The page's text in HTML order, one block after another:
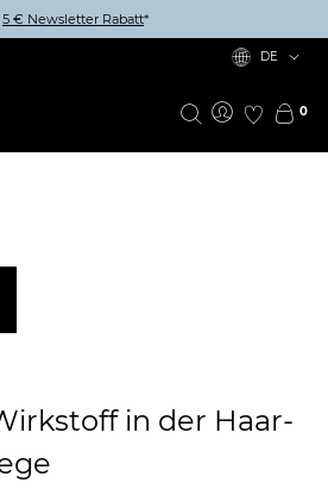
5 € Newsletter Rabatt*
DE
0
in der Haar-